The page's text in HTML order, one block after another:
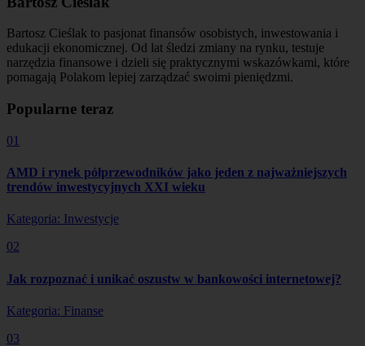
Bartosz Cieślak to pasjonat finansów osobistych, inwestowania i
edukacji ekonomicznej. Od lat śledzi zmiany na rynku, testuje
narzędzia finansowe i dzieli się praktycznymi wskazówkami, które
pomagają Polakom lepiej zarządzać swoimi pieniędzmi.
Popularne teraz
01
AMD i rynek półprzewodników jako jeden z najważniejszych
trendów inwestycyjnych XXI wieku
Kategoria: Inwestycje
02
Jak rozpoznać i unikać oszustw w bankowości internetowej?
Kategoria: Finanse
03